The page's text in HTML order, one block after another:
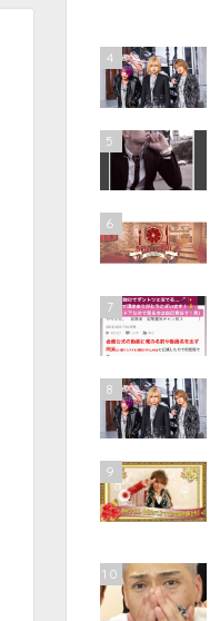
4
5
6
7
8
9
10